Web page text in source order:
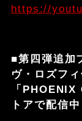
https://
■第四弾追加
ヴ・ロズフ
「
トアで配信中